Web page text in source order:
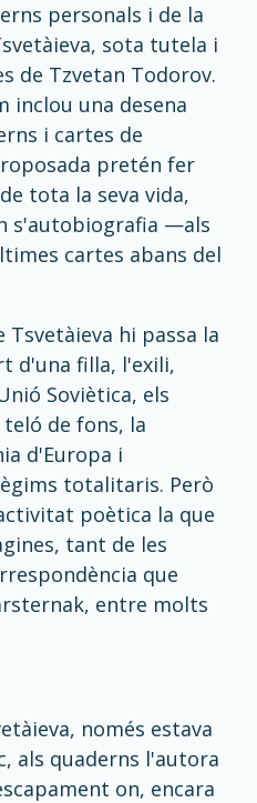
personals i de la
sota tutela i
de Tzvetan Todorov.
inclou una desena
i cartes de
pretén fer
tota la seva vida,
s'autobiografia —als
cartes abans del
hi passa la
d'una filla, l'exili,
Soviètica, els
de fons, la
d'Europa i
totalitaris. Però
poètica la que
tant de les
que
entre molts
només estava
als quaderns l'autora
on, encara